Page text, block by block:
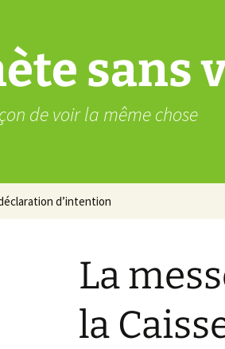
sans
de voir la même chose
d’intention
La
la